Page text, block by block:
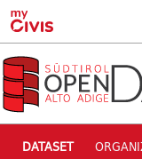
Skip to main content
DATASET